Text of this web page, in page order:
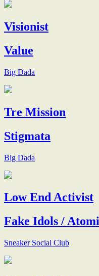
Visionist
Value
Big Dada
Tre Mission
Stigmata
Big Dada
Low End Activist
Fake Idols /
Sneaker Social Club